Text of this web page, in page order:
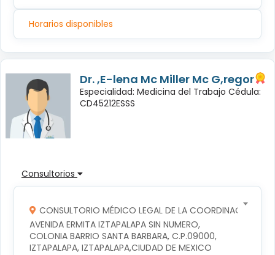
Horarios disponibles
Dr. ,E-lena Mc Miller Mc G,regor
Especialidad: Medicina del Trabajo Cédula:
CD45212ESSS
Consultorios
CONSULTORIO MÉDICO LEGAL DE LA COORDINACION
AVENIDA ERMITA IZTAPALAPA SIN NUMERO,
COLONIA BARRIO SANTA BARBARA, C.P.09000,
IZTAPALAPA, IZTAPALAPA,CIUDAD DE MEXICO